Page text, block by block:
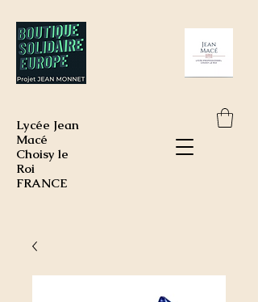
Lycée Jean
Macé
Choisy le
Roi
FRANCE